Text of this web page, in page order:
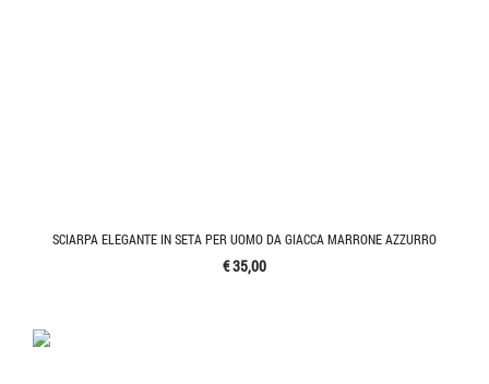
SCIARPA ELEGANTE IN SETA PER UOMO DA GIACCA MARRONE AZZURRO
€ 35,00